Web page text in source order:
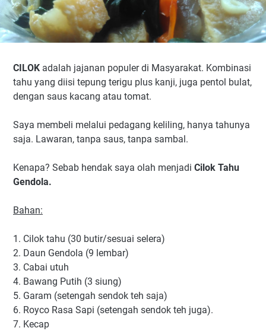
CILOK adalah jajanan populer di Masyarakat. Kombinasi
tahu yang diisi tepung terigu plus kanji, juga pentol bulat,
dengan saus kacang atau tomat.
Saya membeli melalui pedagang keliling, hanya tahunya
saja. Lawaran, tanpa saus, tanpa sambal.
Kenapa? Sebab hendak saya olah menjadi Cilok Tahu
Gendola.
Bahan:
1. Cilok tahu (30 butir/sesuai selera)
2. Daun Gendola (9 lembar)
3. Cabai utuh
4. Bawang Putih (3 siung)
5. Garam (setengah sendok teh saja)
6. Royco Rasa Sapi (setengah sendok teh juga).
7. Kecap